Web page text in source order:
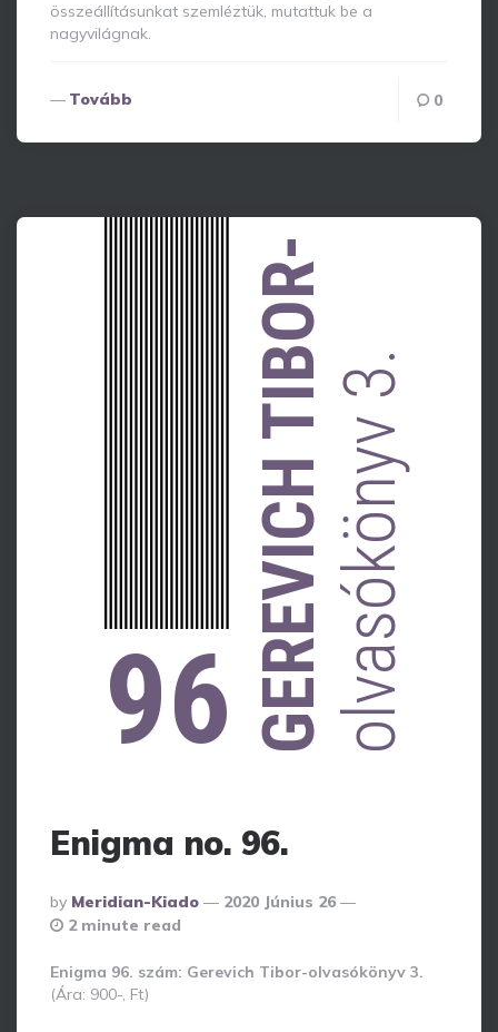
összeállításunkat szemléztük, mutattuk be a
nagyvilágnak.
Tovább 0
96 GEREVICH TIBOR-olvasókönyv 3.
Enigma no. 96.
Posted
By
By Meridian-Kiado
2020 Június 26
2 minute read
Enigma 96. szám: Gerevich Tibor-olvasókönyv 3.
(Ára: 900-, Ft)